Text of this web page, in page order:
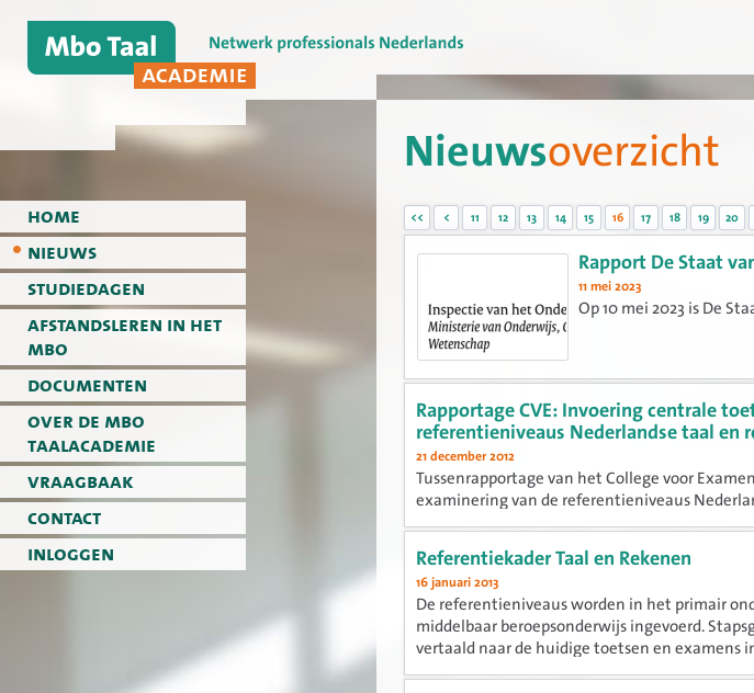
home
nieuws
studiedagen
afstandsleren in het
mbo
documenten
over de mbo
taalacademie
vraagbaak
contact
inloggen
Nieuwsoverzicht
<< < 11 12 13 14 15 16 17 18 19 20
Rapport De Staat
11 mei 2023
Op 10 mei 2023 is De
Rapportage CVE: Invoering centrale
referentieniveaus Nederlandse taal en
21 december 2012
Tussenrapportage van het College voor
examinering van de referentieniveaus
Referentiekader Taal en Rekenen
16 januari 2013
De referentieniveaus worden in het primair
middelbaar beroepsonderwijs ingevoerd.
vertaald naar de huidige toetsen en examens
implementatie...